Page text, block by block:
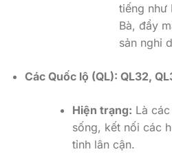
tiếng như
Bà, đẩy
sản nghỉ
Các Quốc lộ (QL): QL32,
Hiện trạng: Là
sống, kết nối các
tỉnh lân cận.